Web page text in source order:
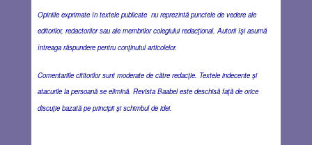
Opiniile exprimate în textele publicate nu reprezintă punctele de vedere ale
editorilor, redactorilor sau ale membrilor colegiului redacţional. Autorii îşi asumă
întreaga răspundere pentru conţinutul articolelor.
Comentariile cititorilor sunt moderate de către redacţie. Textele indecente şi
atacurile la persoană se elimină. Revista Baabel este deschisă faţă de orice
discuţie bazată pe principii şi schimbul de idei.